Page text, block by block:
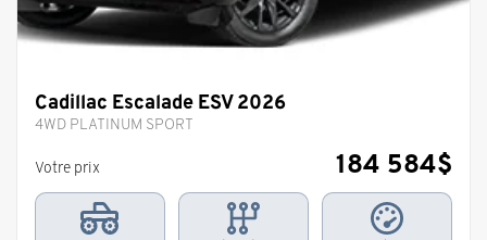
Cadillac Escalade ESV 2026
4WD PLATINUM SPORT
Votre prix 184 584$